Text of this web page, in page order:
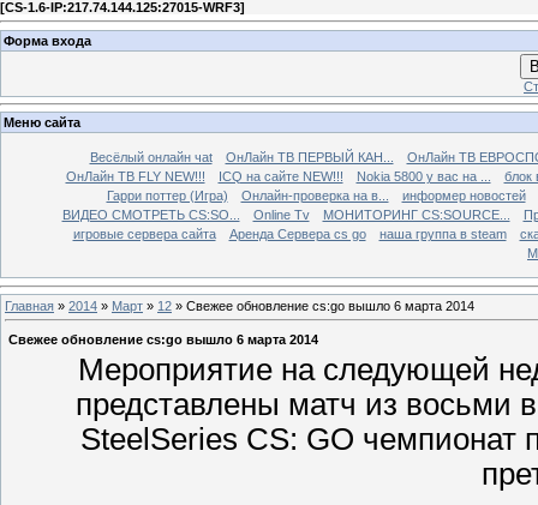
[CS-1.6-IP:217.74.144.125:27015-WRF3]
Форма входа
Меню сайта
Весёлый онлайн чаt ОнЛайн ТВ ПЕРВЫЙ КАН...
ОнЛайн ТВ
ОнЛайн ТВ FLY NEW!!!
ICQ на сайте NEW!!! Nokia 5800 у вас на ...
блок
Гарри поттер (Игра)
Онлайн-проверка на в...
информер новостей
ВИДЕО СМОТРЕТЬ CS:SO...
Online Tv МОНИТОРИНГ CS:SOURCE...
игровые сервера сайта
Аренда Сервера cs go наша группа в steam
Главная » 2014 » Март » 12 » Свежее обновление cs:go вышло 6 марта 2014
Свежее обновление cs:go вышло 6 марта 2014
Мероприятие на следующей
представлены матч из восьми
SteelSeries CS: GO чемпионат